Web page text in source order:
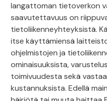
langattoman tietoverkon
saavutettavuus on
tietoliikenneyhteyksistä.
itse käyttämiensä
ohjelmistojen ja
ominaisuuksista,
toimivuudesta sekä
kustannuksista. Edellä